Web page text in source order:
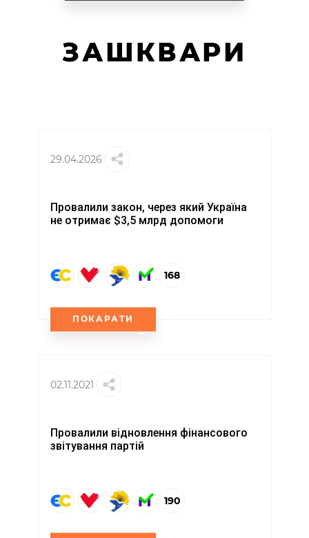
ЗАШКВАРИ
29.04.2026
Провалили закон, через який Україна
не отримає $3,5 млрд допомоги
168
ПОКАРАТИ
02.11.2021
Провалили відновлення фінансового
звітування партій
190